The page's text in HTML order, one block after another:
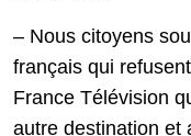
– Nous citoyens
français qui
France Télévision
autre destination et